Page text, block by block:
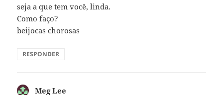
seja a que tem você, linda.
Como faço?
beijocas chorosas
RESPONDER
Meg Lee